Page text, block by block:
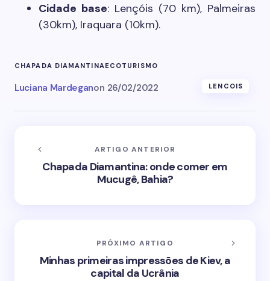
Cidade base: Lençóis (70 km), Palmeiras
(30km), Iraquara (10km).
CHAPADA DIAMANTINA ECOTURISMO
Luciana Mardeganon 26/02/2022 LENCOIS
ARTIGO ANTERIOR
Chapada Diamantina: onde comer em
Mucugê, Bahia?
PRÓXIMO ARTIGO
Minhas primeiras impressões de Kiev, a
capital da Ucrânia